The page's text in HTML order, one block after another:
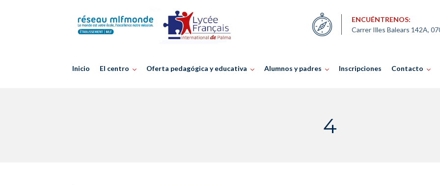
ENCUÉNTRENOS:
Carrer Illes Balears 142A,
Inicio El centro Oferta pedagógica y educativa Alumnos y padres Inscripciones Contacto
4